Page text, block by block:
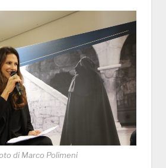
di Marco Polimeni